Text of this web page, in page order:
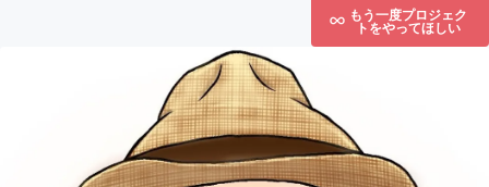
もう一度プロジェク
トをやってほしい